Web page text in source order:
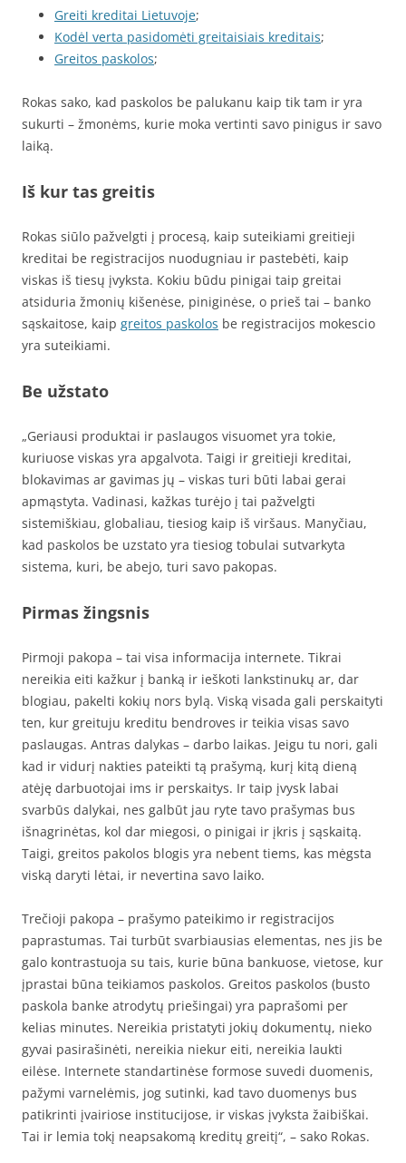
Greiti kreditai Lietuvoje;
Kodėl verta pasidomėti greitaisiais kreditais;
Greitos paskolos;
Rokas sako, kad paskolos be palukanu kaip tik tam ir yra
sukurti – žmonėms, kurie moka vertinti savo pinigus ir savo
laiką.
Iš kur tas greitis
Rokas siūlo pažvelgti į procesą, kaip suteikiami greitieji
kreditai be registracijos nuodugniau ir pastebėti, kaip
viskas iš tiesų įvyksta. Kokiu būdu pinigai taip greitai
atsiduria žmonių kišenėse, piniginėse, o prieš tai – banko
sąskaitose, kaip greitos paskolos be registracijos mokescio
yra suteikiami.
Be užstato
„Geriausi produktai ir paslaugos visuomet yra tokie,
kuriuose viskas yra apgalvota. Taigi ir greitieji kreditai,
blokavimas ar gavimas jų – viskas turi būti labai gerai
apmąstyta. Vadinasi, kažkas turėjo į tai pažvelgti
sistemiškiau, globaliau, tiesiog kaip iš viršaus. Manyčiau,
kad paskolos be uzstato yra tiesiog tobulai sutvarkyta
sistema, kuri, be abejo, turi savo pakopas.
Pirmas žingsnis
Pirmoji pakopa – tai visa informacija internete. Tikrai
nereikia eiti kažkur į banką ir ieškoti lankstinukų ar, dar
blogiau, pakelti kokių nors bylą. Viską visada gali perskaityti
ten, kur greituju kreditu bendroves ir teikia visas savo
paslaugas. Antras dalykas – darbo laikas. Jeigu tu nori, gali
kad ir vidurį nakties pateikti tą prašymą, kurį kitą dieną
atėję darbuotojai ims ir perskaitys. Ir taip įvysk labai
svarbūs dalykai, nes galbūt jau ryte tavo prašymas bus
išnagrinėtas, kol dar miegosi, o pinigai ir įkris į sąskaitą.
Taigi, greitos pakolos blogis yra nebent tiems, kas mėgsta
viską daryti lėtai, ir nevertina savo laiko.
Trečioji pakopa – prašymo pateikimo ir registracijos
paprastumas. Tai turbūt svarbiausias elementas, nes jis be
galo kontrastuoja su tais, kurie būna bankuose, vietose, kur
įprastai būna teikiamos paskolos. Greitos paskolos (busto
paskola banke atrodytų priešingai) yra paprašomi per
kelias minutes. Nereikia pristatyti jokių dokumentų, nieko
gyvai pasirašinėti, nereikia niekur eiti, nereikia laukti
eilėse. Internete standartinėse formose suvedi duomenis,
pažymi varnelėmis, jog sutinki, kad tavo duomenys bus
patikrinti įvairiose institucijose, ir viskas įvyksta žaibiškai.
Tai ir lemia tokį neapsakomą kreditų greitį“, – sako Rokas.